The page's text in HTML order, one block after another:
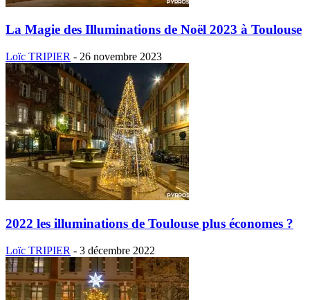
La Magie des Illuminations de Noël 2023 à Toulouse
Loïc TRIPIER - 26 novembre 2023
2022 les illuminations de Toulouse plus économes ?
Loïc TRIPIER - 3 décembre 2022